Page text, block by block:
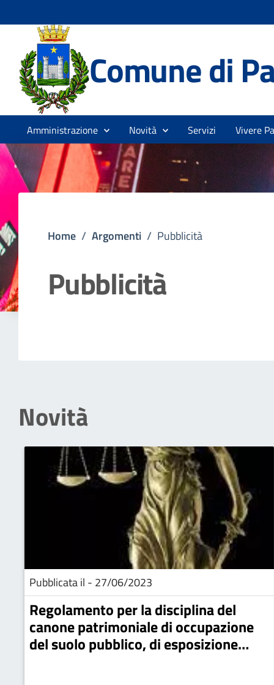
Comune di
Amministrazione Novità Servizi Vivere
Home / Argomenti / Pubblicità
Pubblicità
Novità
Pubblicata il - 27/06/2023
Regolamento per la disciplina del
canone patrimoniale di occupazione
del suolo pubblico, di esposizione